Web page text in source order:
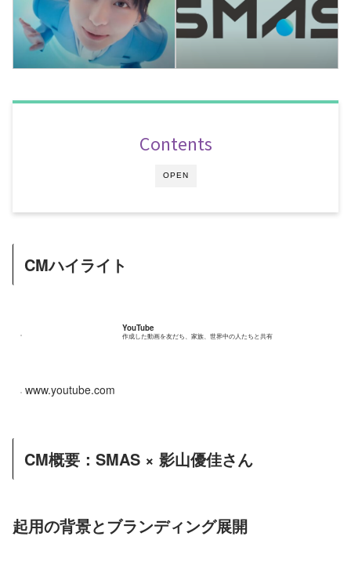
OPEN
Contents
CMハイライト
YouTube
作成した動画を友だち、家族、世界中の人たちと共有
www.youtube.com
CM概要：SMAS × 影山優佳さん
起用の背景とブランディング展開